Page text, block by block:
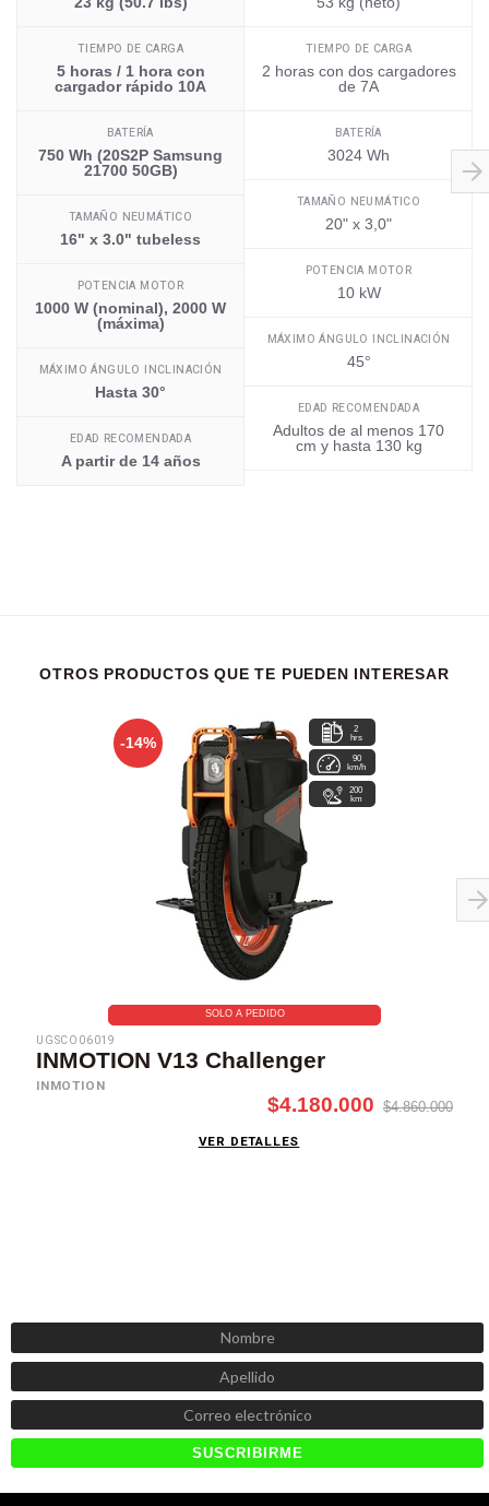
TIEMPO DE CARGA
5 horas / 1 hora con
cargador rápido 10A
BATERÍA
750 Wh (20S2P Samsung
21700 50GB)
TAMAÑO NEUMÁTICO
16" x 3.0" tubeless
POTENCIA MOTOR
1000 W (nominal), 2000 W
(máxima)
MÁXIMO ÁNGULO INCLINACIÓN
Hasta 30°
EDAD RECOMENDADA
A partir de 14 años
TIEMPO DE CARGA
2 horas con dos cargadores
de 7A
BATERÍA
3024 Wh
TAMAÑO NEUMÁTICO
20" x 3,0"
POTENCIA MOTOR
10 kW
MÁXIMO ÁNGULO INCLINACIÓN
45°
EDAD RECOMENDADA
Adultos de al menos 170
cm y hasta 130 kg
OTROS PRODUCTOS QUE TE PUEDEN INTERESAR
-14%
2
hrs
90
km/h
200
km
SOLO A PEDIDO
UGSCO06019
INMOTION V13 Challenger
INMOTION
$4.180.000 $4.860.000
VER DETALLES